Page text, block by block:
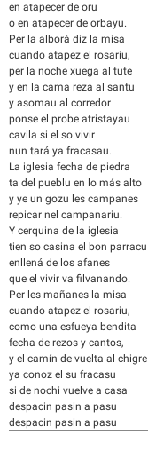
en atapecer de oru
o en atapecer de orbayu.
Per la alborá diz la misa
cuando atapez el rosariu,
per la noche xuega al tute
y en la cama reza al santu
y asomau al corredor
ponse el probe atristayau
cavila si el so vivir
nun tará ya fracasau.
La iglesia fecha de piedra
ta del pueblu en lo más alto
y ye un gozu les campanes
repicar nel campanariu.
Y cerquina de la iglesia
tien so casina el bon parracu
enllená de los afanes
que el vivir va filvanando.
Per les mañanes la misa
cuando atapez el rosariu,
como una esfueya bendita
fecha de rezos y cantos,
y el camín de vuelta al chigre
ya conoz el su fracasu
si de nochi vuelve a casa
despacin pasin a pasu
despacin pasin a pasu